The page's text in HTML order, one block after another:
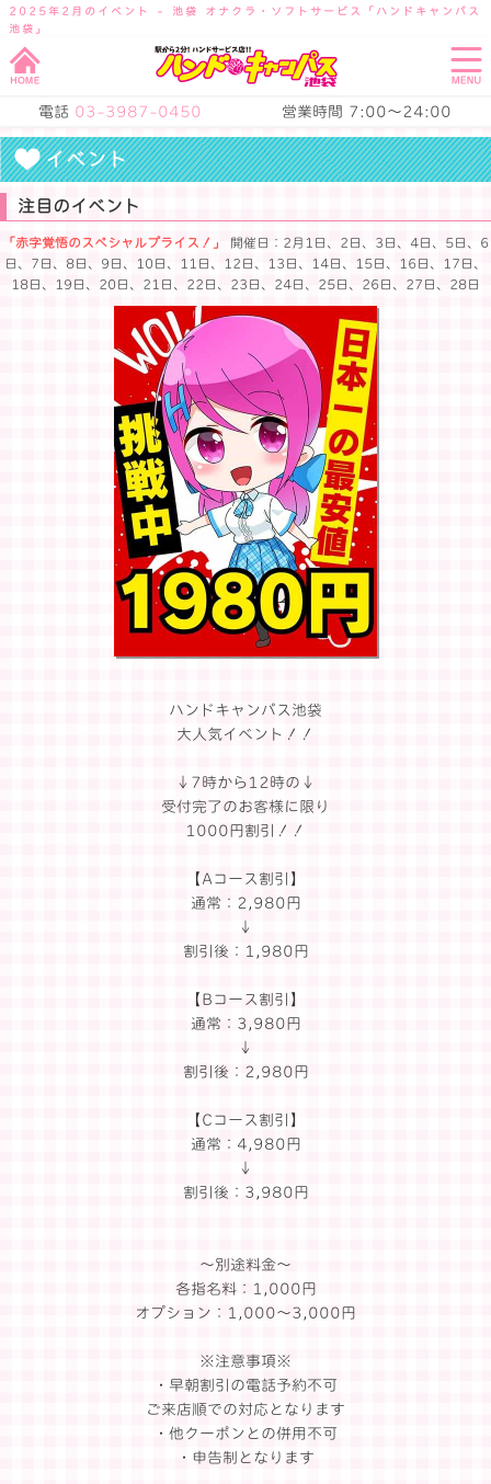
2025年2月のイベント - 池袋 オナクラ・ソフトサービス「ハンドキャンパス
池袋」
電話 03-3987-0450 営業時間 7:00～24:00
イベント
注目のイベント
「赤字覚悟のスペシャルプライス！」
開催日：2月1日、2日、3日、4日、5日、6
日、7日、8日、9日、10日、11日、12日、13日、14日、15日、16日、17日、
18日、19日、20日、21日、22日、23日、24日、25日、26日、27日、28日
ハンドキャンパス池袋
大人気イベント！！
↓7時から12時の↓
受付完了のお客様に限り
1000円割引！！
【Aコース割引】
通常：2,980円
↓
割引後：1,980円
【Bコース割引】
通常：3,980円
↓
割引後：2,980円
【Cコース割引】
通常：4,980円
↓
割引後：3,980円
～別途料金～
各指名料：1,000円
オプション：1,000～3,000円
※注意事項※
・早朝割引の電話予約不可
ご来店順での対応となります
・他クーポンとの併用不可
・申告制となります